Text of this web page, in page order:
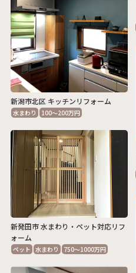
新潟市北区 キッチンリフォーム
水まわり 100～200万円
新発田市 水まわり・ペット対応リフ
ォーム
ペット 水まわり 750～1000万円